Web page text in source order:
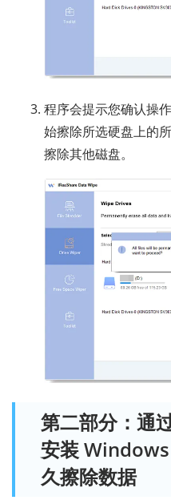
程序会提示您确认操
始擦除所选硬盘上的
擦除其他磁盘。
第二部分：通
安装
久擦除数据